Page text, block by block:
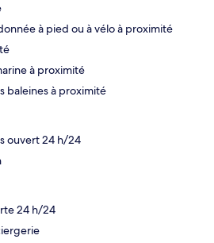
à pied ou à vélo à proximité
à proximité
baleines à proximité
ouvert 24 h/24
24 h/24